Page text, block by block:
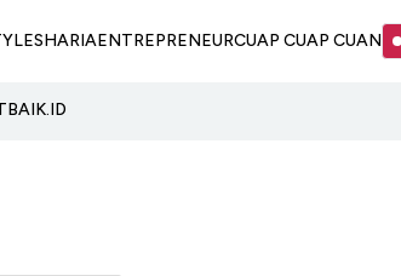
SHARIAENTREPRENEURCUAP CUAP CUAN